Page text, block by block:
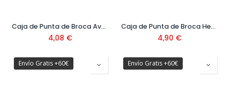
Caja de Punta de Broca Avellanda DIN 7504P 4,8 mm
4,08 €
Caja de Punta de Broca Hexagonal DIN 7504K 4,8 mm
4,90 €
Envío Gratis +60€ Envío Gratis +60€